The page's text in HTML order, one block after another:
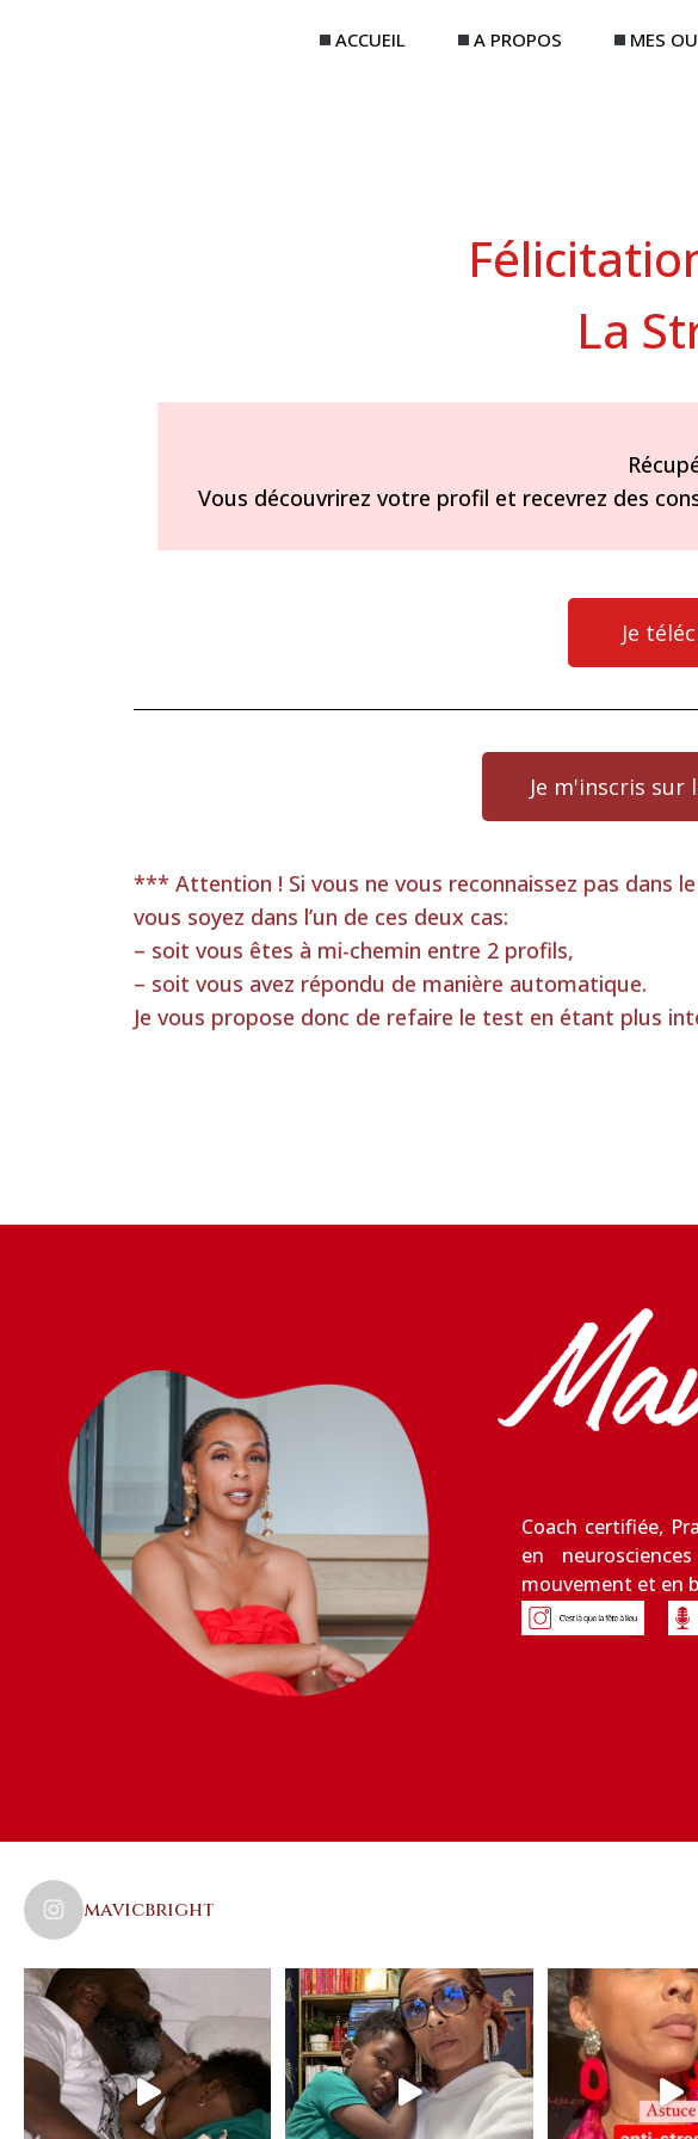
ACCUEIL A PROPOS MES
La
Vous découvrirez votre profil et recevrez des
Je
Je m'inscris
*** Attention ! Si vous ne vous reconnaissez pas dans
vous soyez dans l’un de ces deux cas:
– soit vous êtes à mi-chemin entre 2 profils,
– soit vous avez répondu de manière automatique.
Je vous propose donc de refaire le test en étant plus
Coach certifiée,
en
mouvement et en
mavicbright